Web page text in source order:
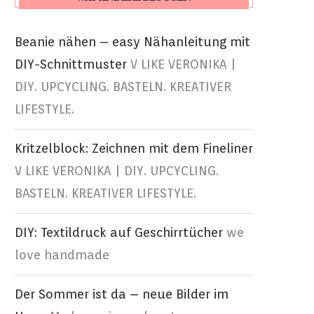
Beanie nähen – easy Nähanleitung mit
DIY-Schnittmuster V LIKE VERONIKA |
DIY. UPCYCLING. BASTELN. KREATIVER
LIFESTYLE.
Kritzelblock: Zeichnen mit dem Fineliner
V LIKE VERONIKA | DIY. UPCYCLING.
BASTELN. KREATIVER LIFESTYLE.
DIY: Textildruck auf Geschirrtücher we
love handmade
Der Sommer ist da – neue Bilder im